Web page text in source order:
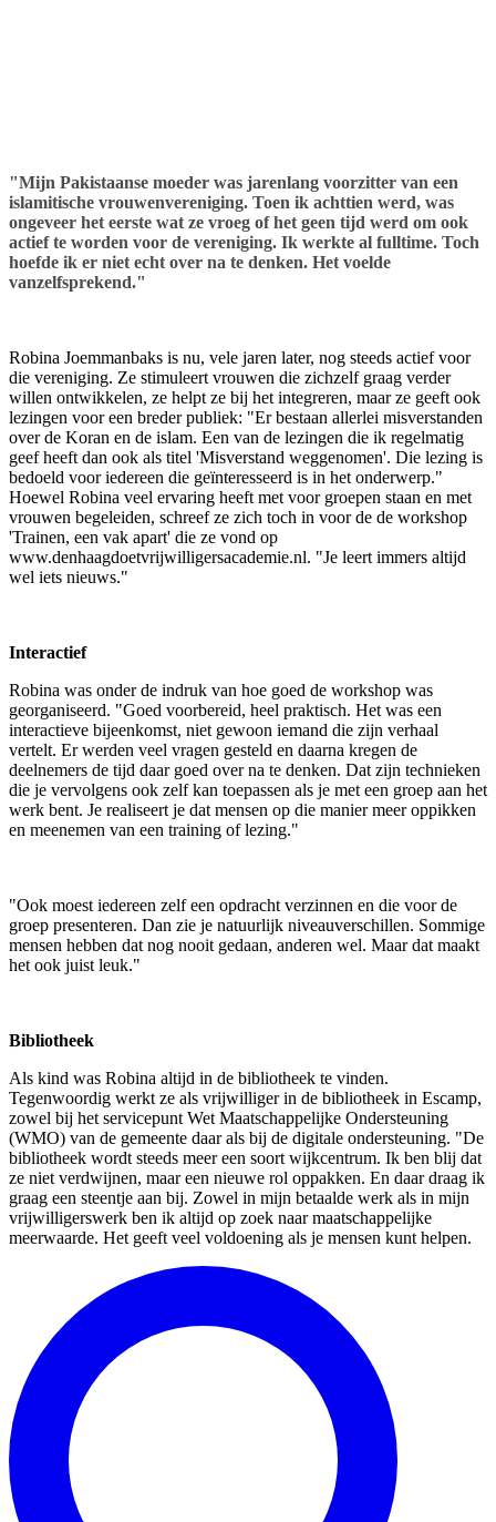
"Mijn Pakistaanse moeder was jarenlang voorzitter van een
islamitische vrouwenvereniging. Toen ik achttien werd, was
ongeveer het eerste wat ze vroeg of het geen tijd werd om ook
actief te worden voor de vereniging. Ik werkte al fulltime. Toch
hoefde ik er niet echt over na te denken. Het voelde
vanzelfsprekend."
Robina Joemmanbaks is nu, vele jaren later, nog steeds actief voor
die vereniging. Ze stimuleert vrouwen die zichzelf graag verder
willen ontwikkelen, ze helpt ze bij het integreren, maar ze geeft ook
lezingen voor een breder publiek: "Er bestaan allerlei misverstanden
over de Koran en de islam. Een van de lezingen die ik regelmatig
geef heeft dan ook als titel 'Misverstand weggenomen'. Die lezing is
bedoeld voor iedereen die geïnteresseerd is in het onderwerp."
Hoewel Robina veel ervaring heeft met voor groepen staan en met
vrouwen begeleiden, schreef ze zich toch in voor de de workshop
'Trainen, een vak apart' die ze vond op
www.denhaagdoetvrijwilligersacademie.nl. "Je leert immers altijd
wel iets nieuws."
Interactief
Robina was onder de indruk van hoe goed de workshop was
georganiseerd. "Goed voorbereid, heel praktisch. Het was een
interactieve bijeenkomst, niet gewoon iemand die zijn verhaal
vertelt. Er werden veel vragen gesteld en daarna kregen de
deelnemers de tijd daar goed over na te denken. Dat zijn technieken
die je vervolgens ook zelf kan toepassen als je met een groep aan het
werk bent. Je realiseert je dat mensen op die manier meer oppikken
en meenemen van een training of lezing."
"Ook moest iedereen zelf een opdracht verzinnen en die voor de
groep presenteren. Dan zie je natuurlijk niveauverschillen. Sommige
mensen hebben dat nog nooit gedaan, anderen wel. Maar dat maakt
het ook juist leuk."
Bibliotheek
Als kind was Robina altijd in de bibliotheek te vinden.
Tegenwoordig werkt ze als vrijwilliger in de bibliotheek in Escamp,
zowel bij het servicepunt Wet Maatschappelijke Ondersteuning
(WMO) van de gemeente daar als bij de digitale ondersteuning. "De
bibliotheek wordt steeds meer een soort wijkcentrum. Ik ben blij dat
ze niet verdwijnen, maar een nieuwe rol oppakken. En daar draag ik
graag een steentje aan bij. Zowel in mijn betaalde werk als in mijn
vrijwilligerswerk ben ik altijd op zoek naar maatschappelijke
meerwaarde. Het geeft veel voldoening als je mensen kunt helpen.